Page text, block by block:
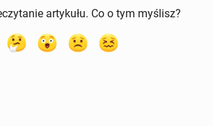
artykułu. Co o tym myślisz?